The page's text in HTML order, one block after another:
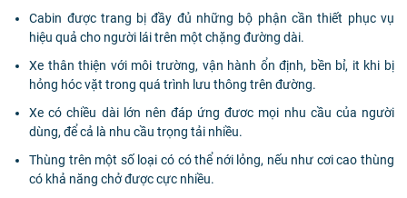
Cabin được trang bị đầy đủ những bộ phận cần thiết phục vụ
hiệu quả cho người lái trên một chặng đường dài.
Xe thân thiện với môi trường, vận hành ổn định, bền bỉ, it khi bị
hỏng hóc vặt trong quá trình lưu thông trên đường.
Xe có chiều dài lớn nên đáp ứng đươc mọi nhu cầu của người
dùng, để cả là nhu cầu trọng tải nhiều.
Thùng trên một số loại có có thể nới lỏng, nếu như cơi cao thùng
có khả năng chở được cực nhiều.